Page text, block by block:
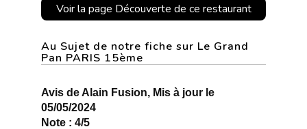
Voir la page Découverte de ce restaurant
Au Sujet de notre fiche sur Le Grand
Pan PARIS 15ème
Avis de Alain Fusion, Mis à jour le
05/05/2024
Note : 4/5